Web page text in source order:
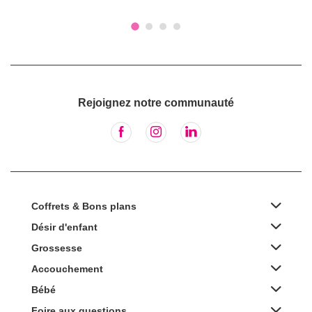
Rejoignez notre communauté
Coffrets & Bons plans
Désir d'enfant
Grossesse
Accouchement
Bébé